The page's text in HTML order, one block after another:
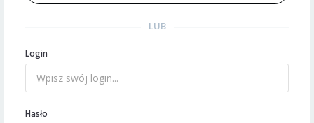
LUB
Login
Hasło